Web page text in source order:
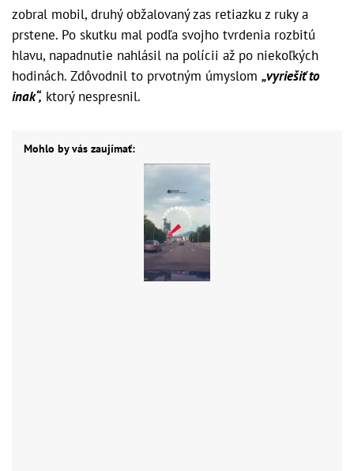
zobral mobil, druhý obžalovaný zas retiazku z ruky a
prstene. Po skutku mal podľa svojho tvrdenia rozbitú
hlavu, napadnutie nahlásil na polícii až po niekoľkých
hodinách. Zdôvodnil to prvotným úmyslom „vyriešiť to
inak“, ktorý nespresnil.
Mohlo by vás zaujímať: